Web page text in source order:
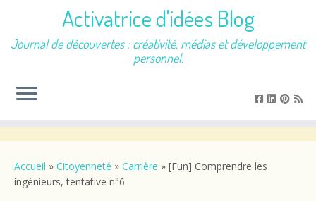
contenu
Activatrice d'idées Blog
Journal de découvertes : créativité, médias et développement
personnel.
Accueil » Citoyenneté » Carrière » [Fun] Comprendre les
ingénieurs, tentative n°6